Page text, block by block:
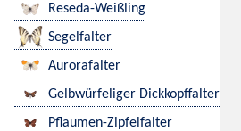
Reseda-Weißling
Segelfalter
Aurorafalter
Gelbwürfeliger Dickkopffalter
Pflaumen-Zipfelfalter